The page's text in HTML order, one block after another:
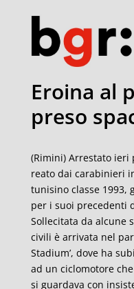
Eroina al
preso
(Rimini) Arrestato ieri
reato dai carabinieri
tunisino classe 1993,
per i suoi precedenti
Sollecitata da alcune
civili è arrivata nel
Stadium’, dove ha
ad un ciclomotore
si guardava con